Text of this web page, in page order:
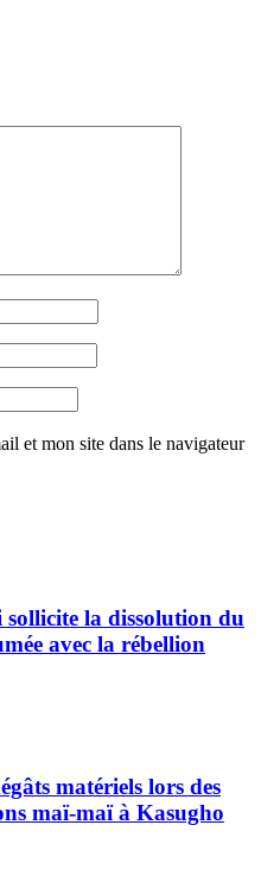
et mon site dans le navigateur
la dissolution du
avec la rébellion
matériels lors des
maï-maï à Kasugho